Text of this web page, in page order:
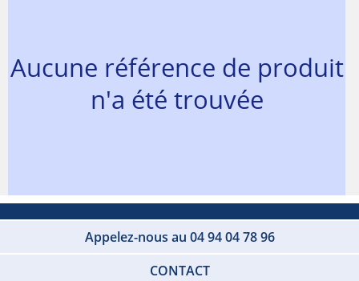
Aucune référence de produit
n'a été trouvée
Appelez-nous au 04 94 04 78 96
CONTACT